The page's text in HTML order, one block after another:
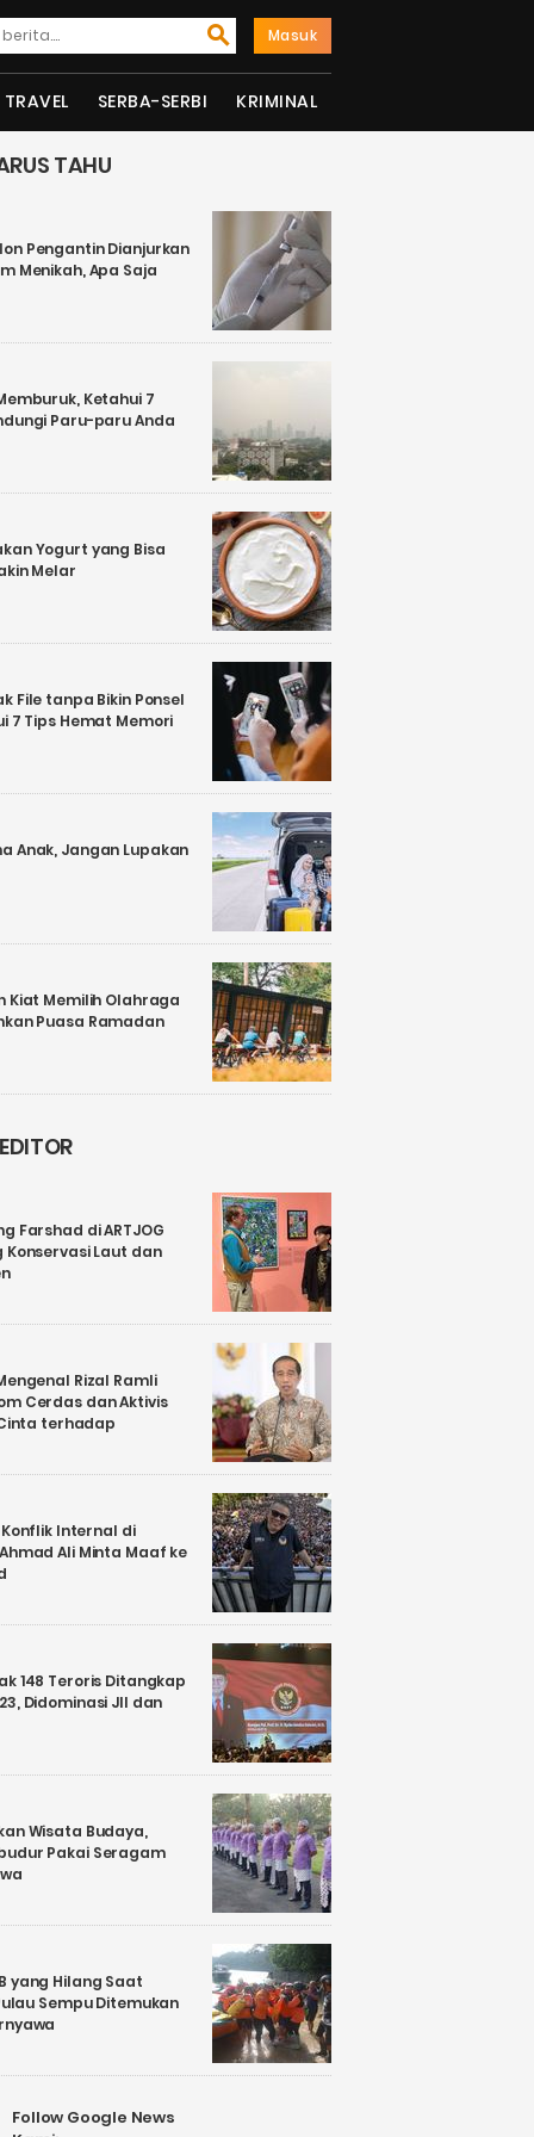
Masuk
TRAVEL SERBA-SERBI KRIMINAL
TAHU
Pengantin Dianjurkan
Menikah, Apa Saja
Ketahui 7
Paru-paru Anda
Yogurt yang Bisa
Melar
File tanpa Bikin Ponsel
7 Tips Hemat Memori
Anak, Jangan Lupakan
Kiat Memilih Olahraga
Puasa Ramadan
Farshad di ARTJOG
Konservasi Laut dan
Rizal Ramli
Cerdas dan Aktivis
terhadap
Internal di
Ali Minta Maaf ke
148 Teroris Ditangkap
Didominasi JII dan
Wisata Budaya,
Pakai Seragam
yang Hilang Saat
Sempu Ditemukan
Follow Google News